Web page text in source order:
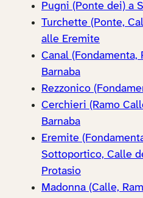
Pugni (Ponte dei) a
Turchette (Ponte,
alle Eremite
Canal (Fondamenta,
Barnaba
Rezzonico
Cerchieri (Ramo
Barnaba
Eremite
Sottoportico, Calle
Protasio
Madonna (Calle,